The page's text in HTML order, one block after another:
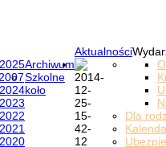
Aktualności
Archiwum
Szkolne
koło
Dla